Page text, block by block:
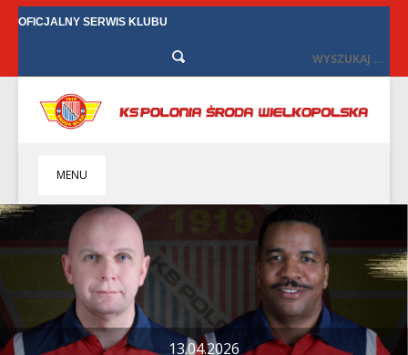
OFICJALNY SERWIS KLUBU
MENU
HOME
KLUB
BIZNES
SENIORZY
SENIORKI